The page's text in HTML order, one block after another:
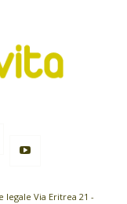
Via Eritrea 21 -